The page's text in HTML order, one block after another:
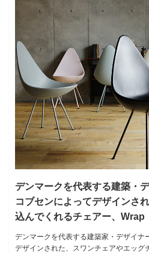
デンマークを代表する建築・
コブセンによってデザインさ
込んでくれるチェアー、Wrap
デンマークを代表する建築家・デザイナ
デザインされた、スワンチェアやエッグ